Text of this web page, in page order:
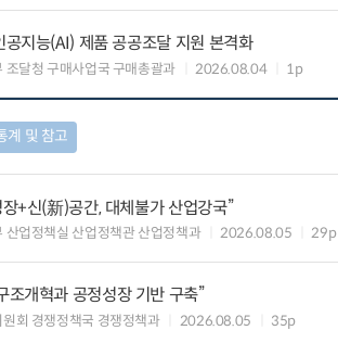
공지능(AI) 제품 공공조달 지원 본격화
조달청 구매사업국 구매총괄과 2026.08.04 1p
계 및 참고
+신(新)공간, 대체불가 산업강국”
산업정책실 산업정책관 산업정책과 2026.08.05 29p
조개혁과 공정성장 기반 구축”
회 경쟁정책국 경쟁정책과 2026.08.05 35p